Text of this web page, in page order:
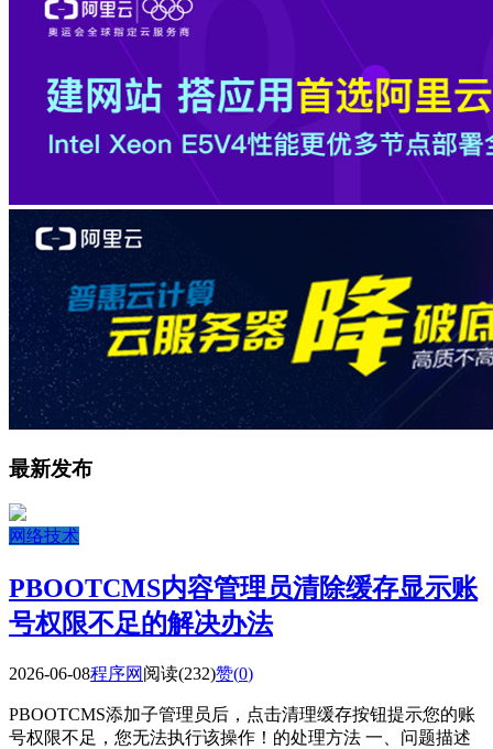
最新发布
网络技术
PBOOTCMS内容管理员清除缓存显示账
号权限不足的解决办法
2026-06-08程序网 阅读(232)赞(0)
PBOOTCMS添加子管理员后，点击清理缓存按钮提示您的账
号权限不足，您无法执行该操作！的处理方法 一、问题描述